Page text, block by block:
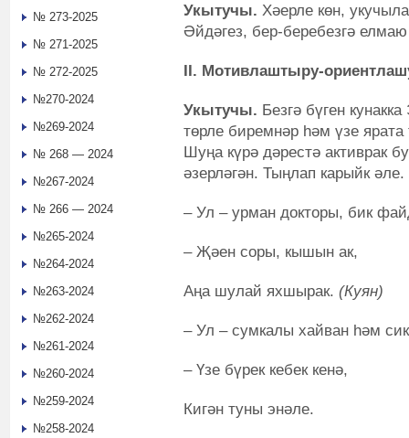
Укытучы. Хәерле көн,
Әйдәгез, бер-беребезгә
II. Мотивлаштыру-
Укытучы. Безгә бүген
төрле биремнәр һәм үзе
Шуңа күрә дәрестә активрак
әзерләгән. Тыңлап карыйк әле.
– Ул – урман докторы, бик
– Җәен соры, кышын ак,
Аңа шулай яхшырак. (Куян)
– Ул – сумкалы хайван һәм
– Үзе бүрек кебек кенә,
Кигән туны энәле.
№ 273-2025
№ 271-2025
№ 272-2025
№270-2024
№269-2024
№ 268 — 2024
№267-2024
№ 266 — 2024
№265-2024
№264-2024
№263-2024
№262-2024
№261-2024
№260-2024
№259-2024
№258-2024